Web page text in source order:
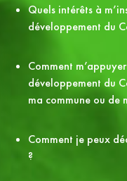
Quels intérêts à
développement du
Comment
développement du
ma commune ou de
Comment je peux
?